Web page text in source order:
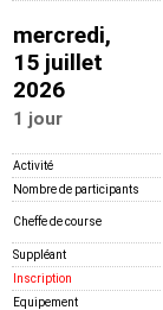
mercredi,
15 juillet
2026
1 jour
Activité
Nombre de participants
Cheffe de course
Suppléant
Inscription
Equipement